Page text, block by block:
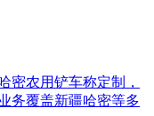
密农用铲车称定制，
务覆盖新疆哈密等多